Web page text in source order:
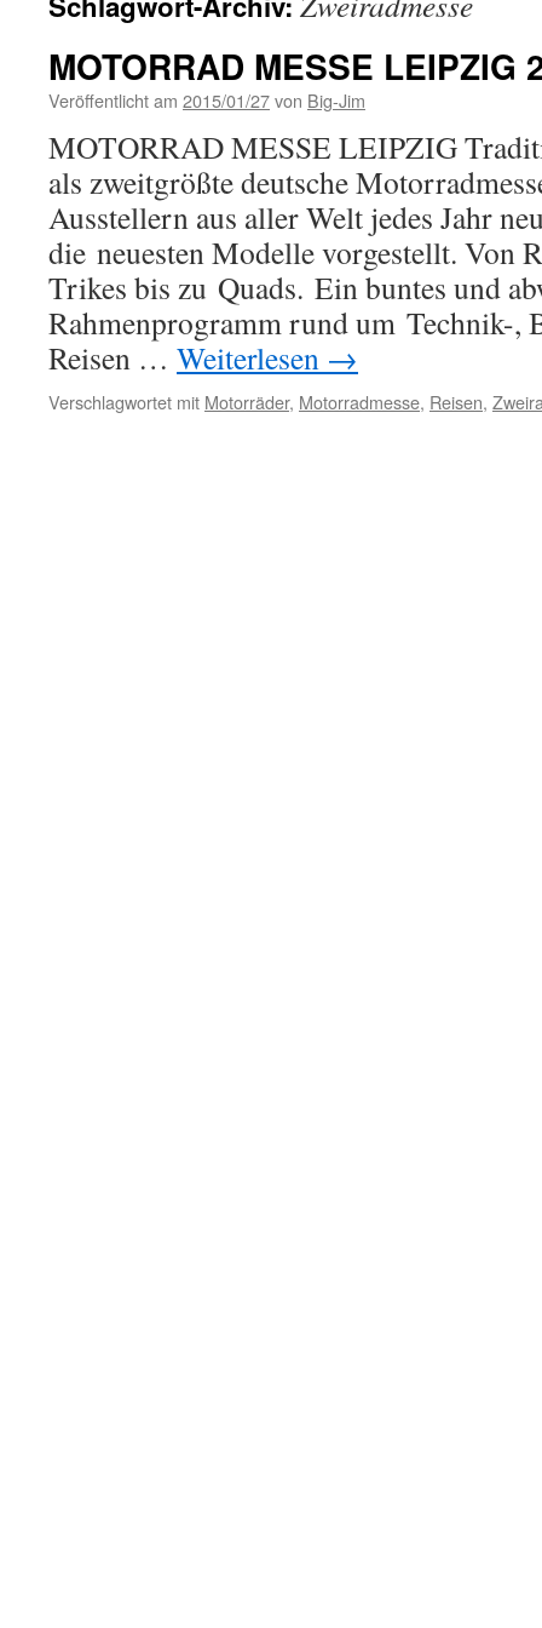
MOTORRAD MESSE LEIPZIG
Veröffentlicht am 2015/01/27von Big-Jim
MOTORRAD MESSE LEIPZIG
als zweitgrößte deutsche
Ausstellern aus aller Welt jedes Jahr
die neuesten Modelle vorgestellt. Von
Trikes bis zu Quads. Ein buntes und
Rahmenprogramm rund um Technik-,
Reisen … Weiterlesen →
Verschlagwortet mit Motorräder, Motorradmesse, Reisen,